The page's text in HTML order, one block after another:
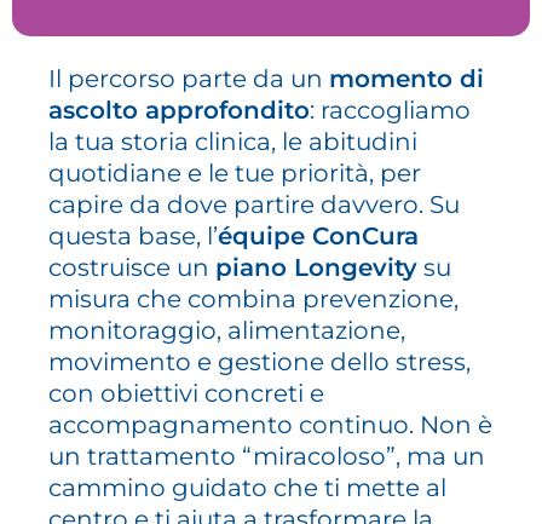
Il percorso parte da un momento di
ascolto approfondito: raccogliamo
la tua storia clinica, le abitudini
quotidiane e le tue priorità, per
capire da dove partire davvero. Su
questa base, l’équipe ConCura
costruisce un piano Longevity su
misura che combina prevenzione,
monitoraggio, alimentazione,
movimento e gestione dello stress,
con obiettivi concreti e
accompagnamento continuo. Non è
un trattamento “miracoloso”, ma un
cammino guidato che ti mette al